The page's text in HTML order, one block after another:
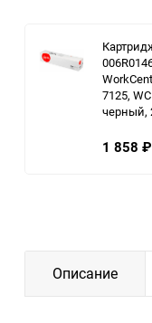
7125,
черный,
1 858 ₽
Описание